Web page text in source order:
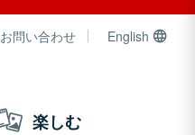
問い合わせ English
楽しむ